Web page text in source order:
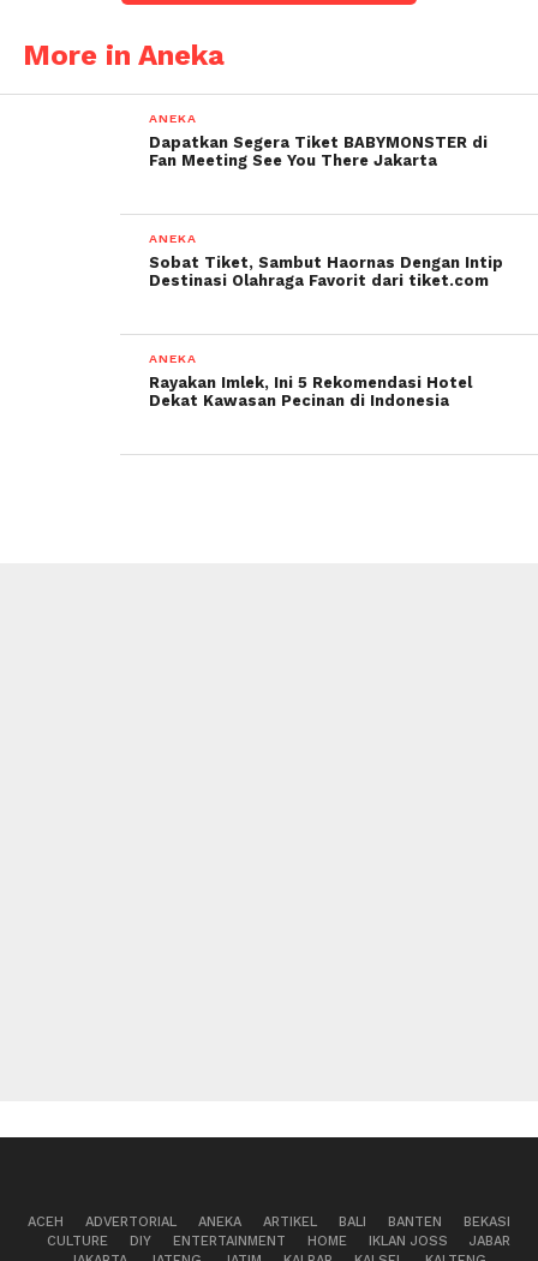
More in Aneka
ANEKA
Dapatkan Segera Tiket BABYMONSTER di
Fan Meeting See You There Jakarta
ANEKA
Sobat Tiket, Sambut Haornas Dengan Intip
Destinasi Olahraga Favorit dari tiket.com
ANEKA
Rayakan Imlek, Ini 5 Rekomendasi Hotel
Dekat Kawasan Pecinan di Indonesia
ACEH ADVERTORIAL ANEKA ARTIKEL BALI BANTEN
BEKASI
CULTURE
DIY ENTERTAINMENT HOME IKLAN JOSS
JABAR